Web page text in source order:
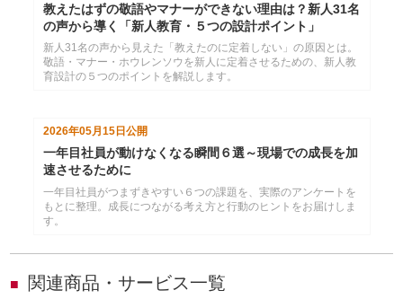
教えたはずの敬語やマナーができない理由は？新人31名
の声から導く「新人教育・５つの設計ポイント」
新人31名の声から見えた「教えたのに定着しない」の原因とは。
敬語・マナー・ホウレンソウを新人に定着させるための、新人教
育設計の５つのポイントを解説します。
2026年05月15日 公開
一年目社員が動けなくなる瞬間６選～現場での成長を加
速させるために
一年目社員がつまずきやすい６つの課題を、実際のアンケートを
もとに整理。成長につながる考え方と行動のヒントをお届けしま
す。
■ 関連商品・サービス一覧